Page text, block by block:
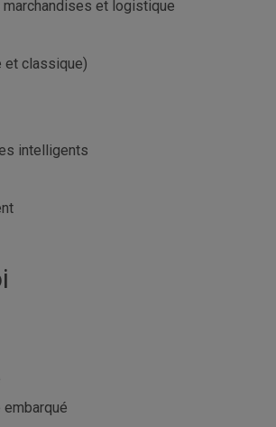
et logistique
et classique)
intelligents